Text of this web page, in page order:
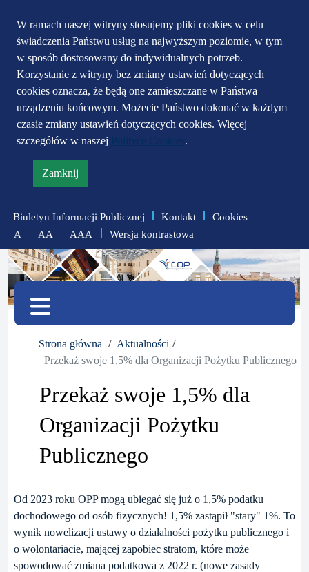
W ramach naszej witryny stosujemy pliki cookies w celu
świadczenia Państwu usług na najwyższym poziomie, w tym
w sposób dostosowany do indywidualnych potrzeb.
Korzystanie z witryny bez zmiany ustawień dotyczących
cookies oznacza, że będą one zamieszczane w Państwa
urządzeniu końcowym. Możecie Państwo dokonać w każdym
czasie zmiany ustawień dotyczących cookies. Więcej
szczegółów w naszej
.
Zamknij
informację
polityce
prywatności
Przejdź do głównego
menu
Przejdź do treści
Przejdź do mapy
serwisu
Biuletyn Informacji Publicznej Kontakt
Cookies
A
zmniejsz
czcionkę
AA
zresetuj
AAA
zwiększ
czcionkę
Wersja kontrastowa
Menu
Strona główna
Aktualności
Przekaż swoje 1,5% dla Organizacji Pożytku Publicznego
Przekaż swoje 1,5% dla
Organizacji Pożytku
Publicznego
Od 2023 roku OPP mogą ubiegać się już o 1,5% podatku
dochodowego od osób fizycznych! 1,5% zastąpił "stary" 1%. To
wynik nowelizacji ustawy o działalności pożytku publicznego i
o wolontariacie, mającej zapobiec stratom, które może
spowodować zmiana podatkowa z 2022 r. (nowe zasady